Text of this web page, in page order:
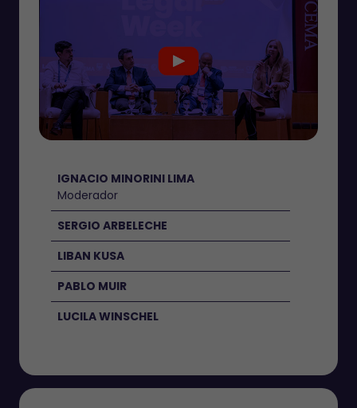
IGNACIO MINORINI LIMA
Moderador
SERGIO ARBELECHE
LIBAN KUSA
PABLO MUIR
LUCILA WINSCHEL